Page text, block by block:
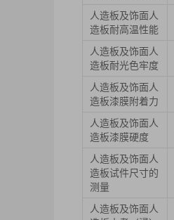
人造板及饰面人
造板耐高温性能
人造板及饰面人
造板耐光色牢度
人造板及饰面人
造板漆膜附着力
人造板及饰面人
造板漆膜硬度
人造板及饰面人
造板试件尺寸的
测量
人造板及饰面人